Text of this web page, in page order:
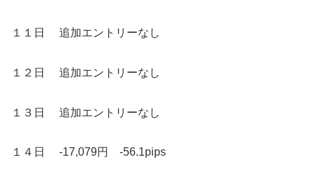
１１日 追加エントリーなし
１２日 追加エントリーなし
１３日 追加エントリーなし
１４日 -17,079円 -56.1pips